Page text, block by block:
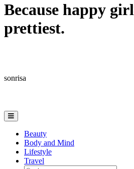
Because happy
prettiest.
sonrisa
Beauty
Body and Mind
Lifestyle
Travel